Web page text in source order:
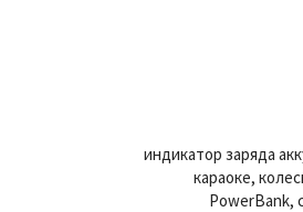
индикатор заряда
караоке,
PowerBank,